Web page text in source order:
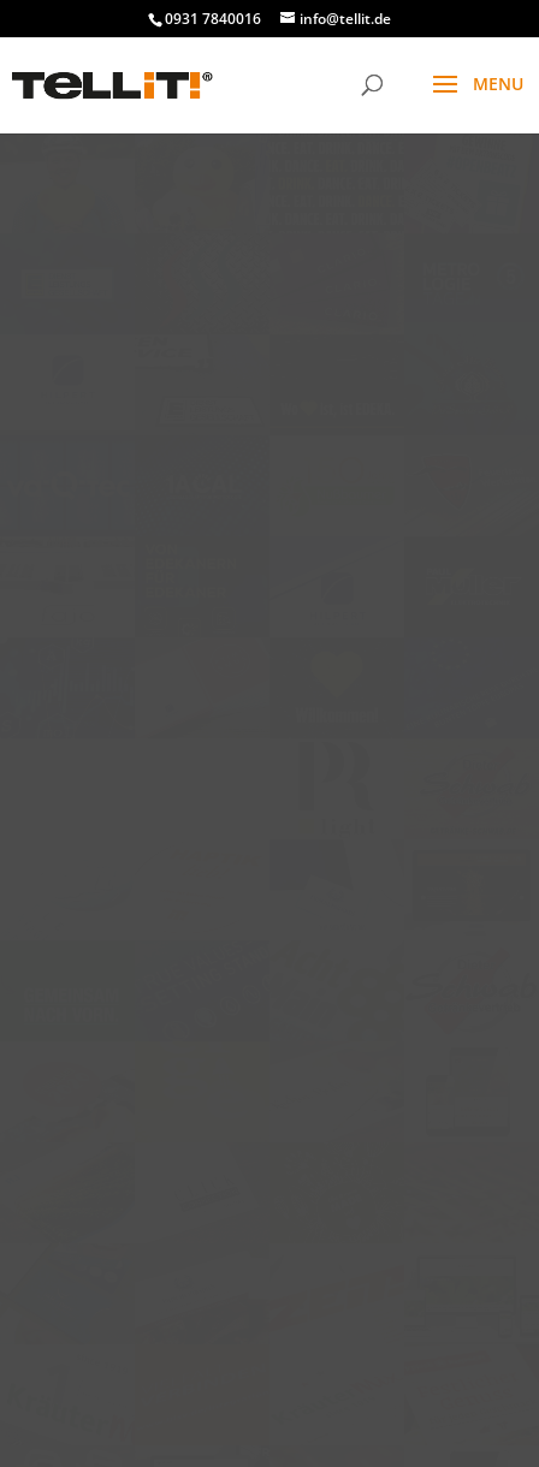
0931 7840016 info@tellit.de